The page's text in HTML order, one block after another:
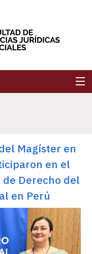
Magíster en
en el
Derecho del
en Perú